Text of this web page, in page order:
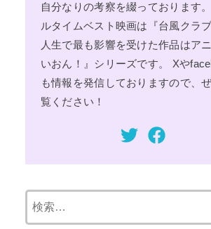
自分なりの考察を綴っております
ルタイムベスト映画は『台風クラブ
人生で最も影響を受けた作品はア
いおん！』シリーズです。 Xや
も情報を発信しておりますので、
覧ください！